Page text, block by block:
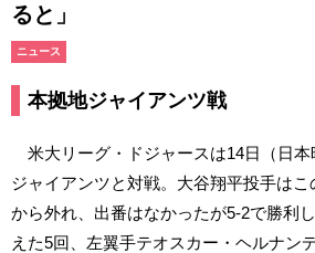
ると」
ニュース
本拠地ジャイアンツ戦
米大リーグ・ドジャースは14日（日本
ジャイアンツと対戦。大谷翔平投手は
から外れ、出番はなかったが5-2で勝利
えた5回、左翼手テオスカー・ヘルナン